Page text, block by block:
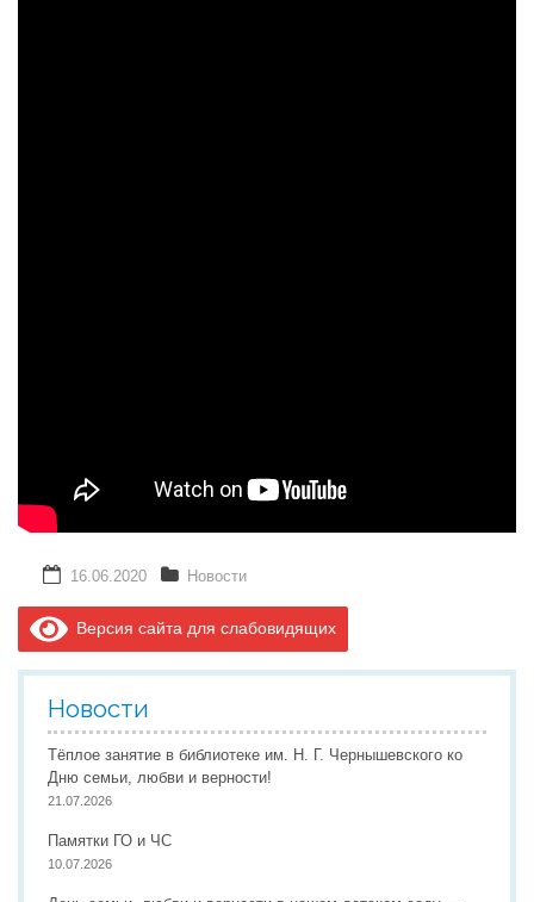
16.06.2020 Новости
Версия сайта для слабовидящих
Новости
Тёплое занятие в библиотеке им. Н. Г. Чернышевского ко
Дню семьи, любви и верности!
21.07.2026
Памятки ГО и ЧС
10.07.2026